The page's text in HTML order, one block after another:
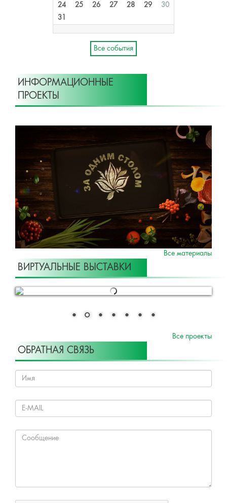
24 25 26 27 28 29
30
31
Все события
ИНФОРМАЦИОННЫЕ
ПРОЕКТЫ
Все материалы
ВИРТУАЛЬНЫЕ ВЫСТАВКИ